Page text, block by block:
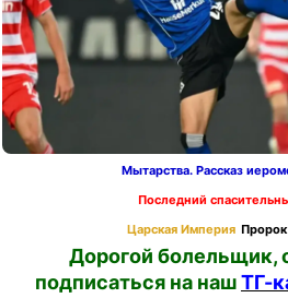
Мытарства. Рассказ
Последний
Царская Империя
Дорогой болельщик,
подписаться на нашТГ-